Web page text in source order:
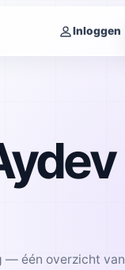
Inloggen
— één overzicht van